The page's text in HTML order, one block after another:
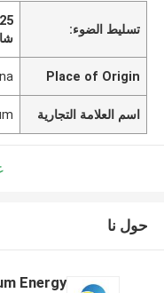
تسليط الضوء:
25بطارية شاحنة
Place of Origin
اسم العلامة التجارية
حول نا
Energy